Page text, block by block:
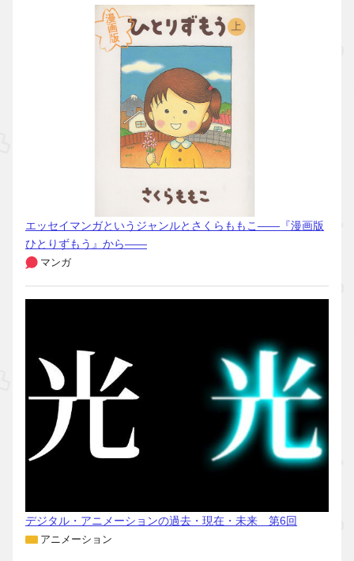
エッセイマンガというジャンルとさくらももこ――『漫画版
ひとりずもう』から――
マンガ
デジタル・アニメーションの過去・現在・未来 第6回
アニメーション